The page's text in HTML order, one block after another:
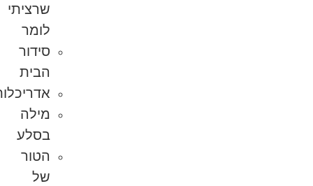
שרציתי
לומר
סידור
הבית
אדריכלות
מילה
בסלע
הטור